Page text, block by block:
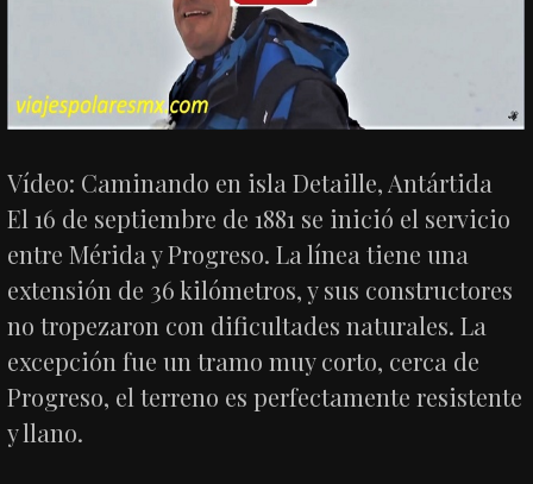
Vídeo: Caminando en isla Detaille, Antártida
El 16 de septiembre de 1881 se inició el servicio
entre Mérida y Progreso. La línea tiene una
extensión de 36 kilómetros, y sus constructores
no tropezaron con dificultades naturales. La
excepción fue un tramo muy corto, cerca de
Progreso, el terreno es perfectamente resistente
y llano.